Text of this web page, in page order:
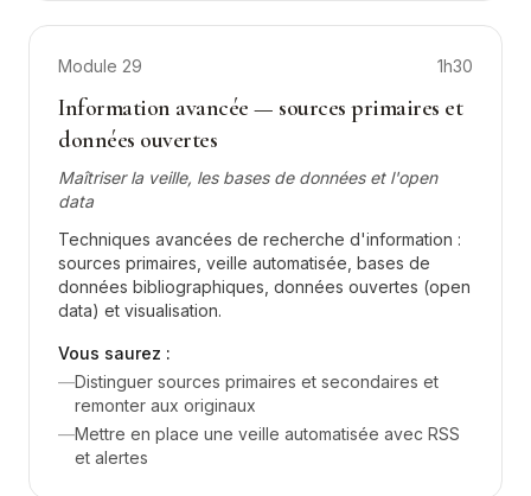
Module 29 1h30
Information avancée — sources primaires et
données ouvertes
Maîtriser la veille, les bases de données et l'open
data
Techniques avancées de recherche d'information :
sources primaires, veille automatisée, bases de
données bibliographiques, données ouvertes (open
data) et visualisation.
Vous saurez :
—Distinguer sources primaires et secondaires et
remonter aux originaux
—Mettre en place une veille automatisée avec RSS
et alertes